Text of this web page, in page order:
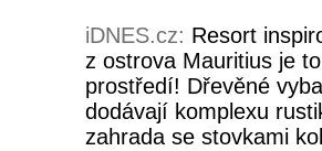
iDNES.cz: Resort
z ostrova Mauritius je
prostředí! Dřevěné
dodávají komplexu
zahrada se stovkami